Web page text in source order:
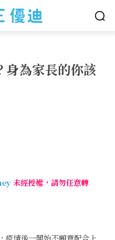
身為家長的你該
未經授權，請勿任意轉